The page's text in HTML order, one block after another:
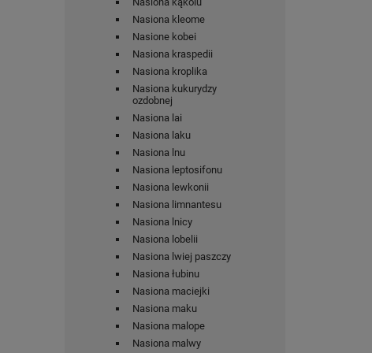
Nasiona kleome
Nasione kobei
Nasiona kraspedii
Nasiona kroplika
Nasiona kukurydzy
ozdobnej
Nasiona lai
Nasiona laku
Nasiona lnu
Nasiona leptosifonu
Nasiona lewkonii
Nasiona limnantesu
Nasiona lnicy
Nasiona lobelii
Nasiona lwiej paszczy
Nasiona łubinu
Nasiona maciejki
Nasiona maku
Nasiona malope
Nasiona malwy